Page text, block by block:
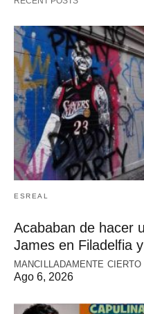
ESREAL
Acababan de hacer
James en Filadelfia
MANCILLADAMENTE CIERTO
Ago 6, 2026